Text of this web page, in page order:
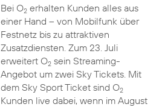
Bei O2erhalten Kunden alles aus
einer Hand – von Mobilfunk über
Festnetz bis zu attraktiven
Zusatzdiensten. Zum 23. Juli
erweitert O2sein Streaming-
Angebot um zwei Sky Tickets. Mit
dem Sky Sport Ticket sind O2
Kunden live dabei, wenn im August